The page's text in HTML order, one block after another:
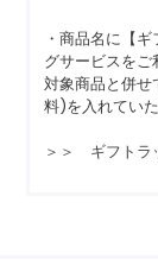
・商品名に【
グサービスをご
対象商品と併
料)を入れてい
＞＞ ギフトラ